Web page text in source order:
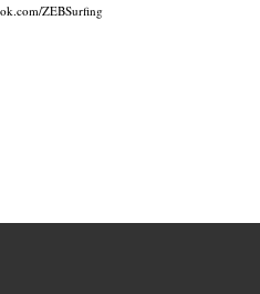
ZEBSurfing